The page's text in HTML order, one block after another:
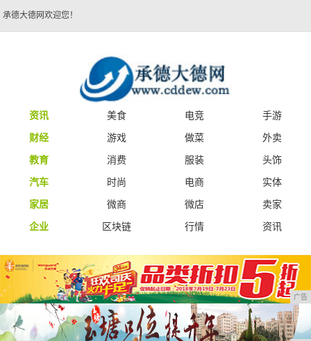
承德大德网欢迎您！
资讯 美食 电竞
手游
财经
游戏 做菜
外卖
教育
消费 服装
头饰
汽车
时尚 电商
实体
家居
微商 微店
卖家
企业
区块链 行情 资讯
广告